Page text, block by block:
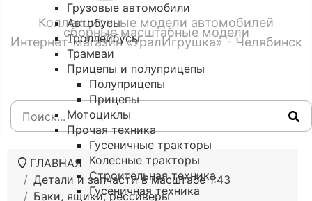
Коллекционные модели автомобилей
сборные масштабные модели
Интернет-магазин «УралИгрушка» - Челябинск
Грузовые автомобили
Автобусы
Троллейбусы
Трамваи
Прицепы и полуприцепы
Полуприцепы
Прицепы
Мотоциклы
Прочая техника
Гусеничные тракторы
Колесные тракторы
Строительная техника
Гусеничная техника
ГЛАВНАЯ
Детали и запчасти в масштабе 1:43
Баки, ящики, рессиверы